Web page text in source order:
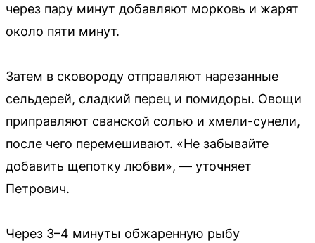
через пару минут добавляют морковь и жарят
около пяти минут.
Затем в сковороду отправляют нарезанные
сельдерей, сладкий перец и помидоры. Овощи
приправляют сванской солью и хмели-сунели,
после чего перемешивают. «Не забывайте
добавить щепотку любви», — уточняет
Петрович.
Через 3–4 минуты обжаренную рыбу